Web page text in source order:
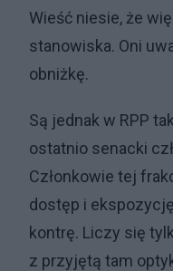
Wieść niesie, że
stanowiska. Oni
obniżkę.
Są jednak w RPP
ostatnio senacki
Członkowie tej
dostęp i
kontrę. Liczy się
z przyjętą tam